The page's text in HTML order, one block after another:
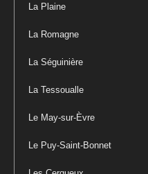
La Plaine
La Romagne
La Séguinière
La Tessoualle
Le May-sur-Èvre
Le Puy-Saint-Bonnet